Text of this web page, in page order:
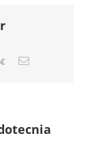
Vk Email